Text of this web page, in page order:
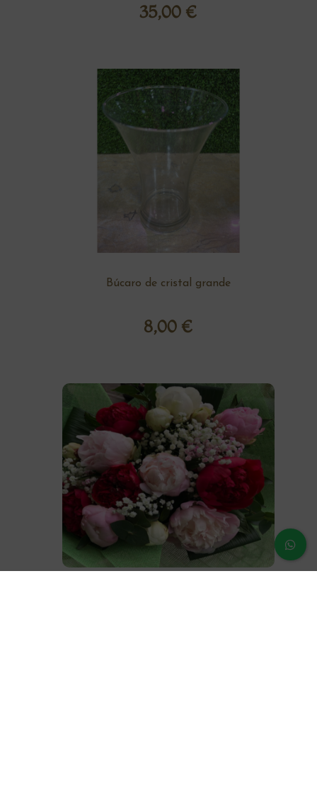
35,00 €
Búcaro de cristal grande
8,00 €